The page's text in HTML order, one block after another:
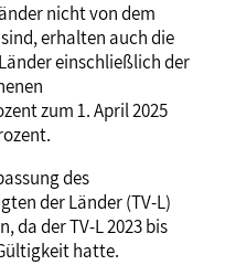
nicht von dem
erhalten auch die
einschließlich der
zum 1. April 2025
des
der Länder (TV-L)
da der TV-L 2023 bis
hatte.